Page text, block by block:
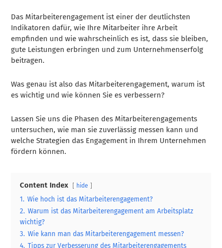
Das Mitarbeiterengagement ist einer der deutlichsten
Indikatoren dafür, wie Ihre Mitarbeiter ihre Arbeit
empfinden und wie wahrscheinlich es ist, dass sie bleiben,
gute Leistungen erbringen und zum Unternehmenserfolg
beitragen.
Was genau ist also das Mitarbeiterengagement, warum ist
es wichtig und wie können Sie es verbessern?
Lassen Sie uns die Phasen des Mitarbeiterengagements
untersuchen, wie man sie zuverlässig messen kann und
welche Strategien das Engagement in Ihrem Unternehmen
fördern können.
Content Index hide
1. Wie hoch ist das Mitarbeiterengagement?
2. Warum ist das Mitarbeiterengagement am Arbeitsplatz
wichtig?
3. Wie kann man das Mitarbeiterengagement messen?
4. Tipps zur Verbesserung des Mitarbeiterengagements